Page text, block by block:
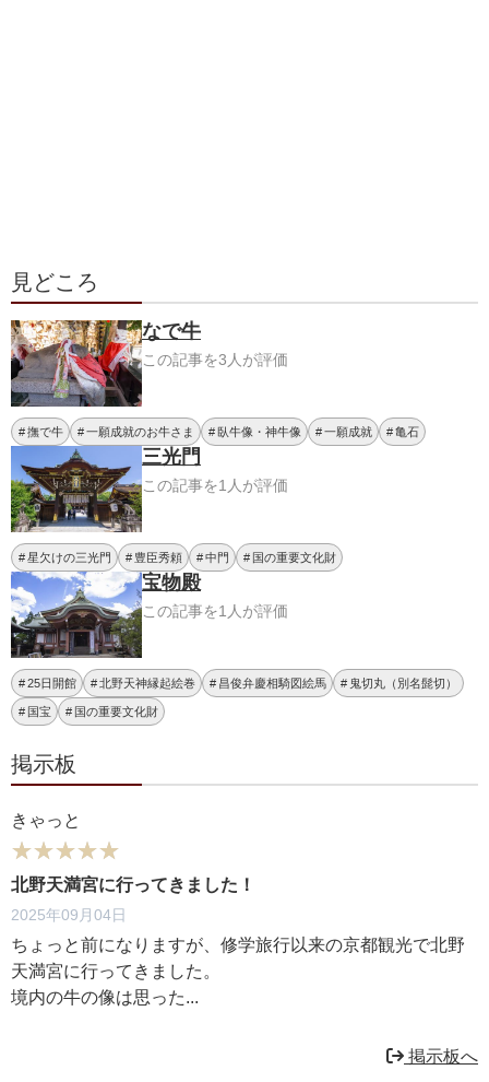
見どころ
なで牛
この記事を3人が評価
撫で牛 一願成就のお牛さま 臥牛像・神牛像 一願成就 亀石
三光門
この記事を1人が評価
星欠けの三光門 豊臣秀頼 中門 国の重要文化財
宝物殿
この記事を1人が評価
25日開館 北野天神縁起絵巻 昌俊弁慶相騎図絵馬 鬼切丸（別名髭切）
国宝 国の重要文化財
掲示板
きゃっと
★★★★★
★★★★★
北野天満宮に行ってきました！
2025年09月04日
ちょっと前になりますが、修学旅行以来の京都観光で北野
天満宮に行ってきました。
境内の牛の像は思った...
掲示板へ